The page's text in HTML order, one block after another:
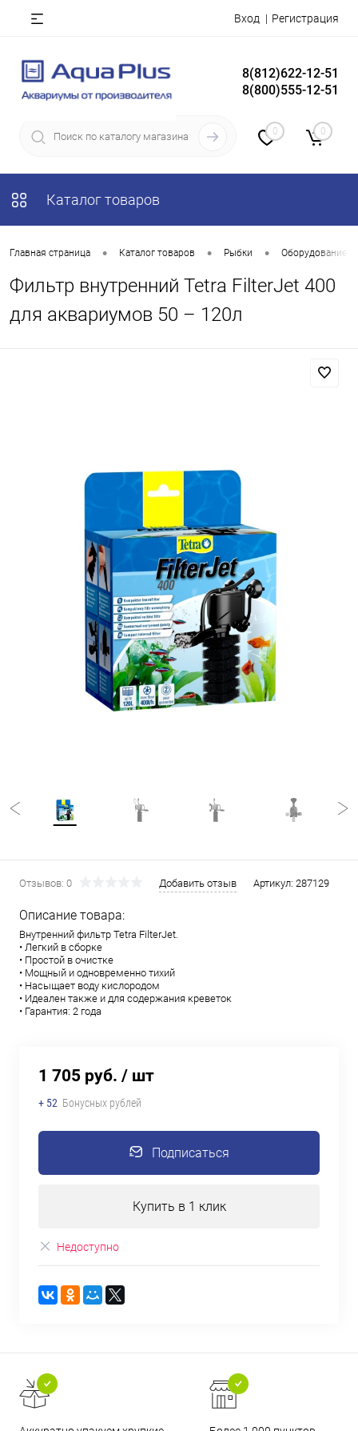
Вход Регистрация
8(812)622-12-51
8(800)555-12-51
0 0
Каталог товаров
Главная страница • Каталог товаров • Рыбки • Оборудование
Фильтр внутренний Tetra FilterJet 400
для аквариумов 50 – 120л
Отзывов: 0 Добавить отзыв Артикул: 287129
Описание товара:
Внутренний фильтр Tetra FilterJet.
• Легкий в сборке
• Простой в очистке
• Мощный и одновременно тихий
• Насыщает воду кислородом
• Идеален также и для содержания креветок
• Гарантия: 2 года
1 705 руб. / шт
+ 52 Бонусных рублей
Подписаться
Купить в 1 клик
Недоступно